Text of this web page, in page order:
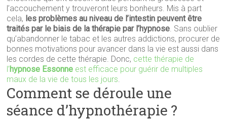
l’accouchement y trouveront leurs bonheurs. Mis à part
cela, les problèmes au niveau de l’intestin peuvent être
traités par le biais de la thérapie par l’hypnose. Sans oublier
qu’abandonner le tabac et les autres addictions, procurer de
bonnes motivations pour avancer dans la vie est aussi dans
les cordes de cette thérapie. Donc, cette thérapie de
l’hypnose Essonne est efficace pour guérir de multiples
maux de la vie de tous les jours.
Comment se déroule une
séance d’hypnothérapie ?